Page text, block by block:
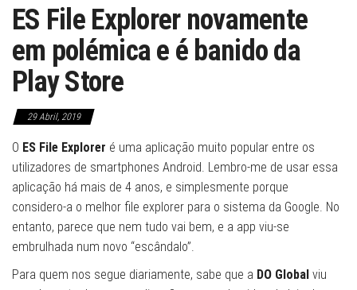
ES File Explorer novamente
em polémica e é banido da
Play Store
29 Abril, 2019
O ES File Explorer é uma aplicação muito popular entre os
utilizadores de smartphones Android. Lembro-me de usar essa
aplicação há mais de 4 anos, e simplesmente porque
considero-a o melhor file explorer para o sistema da Google. No
entanto, parece que nem tudo vai bem, e a app viu-se
embrulhada num novo “escândalo”.
Para quem nos segue diariamente, sabe que a DO Global viu